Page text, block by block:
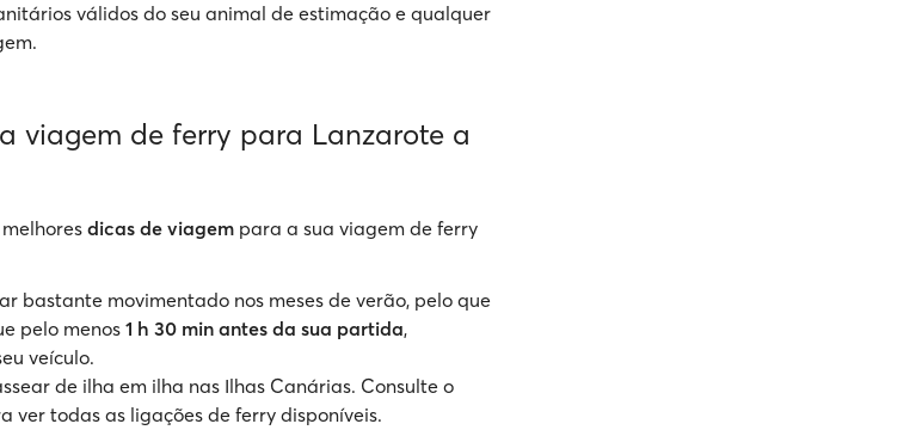
válidos do seu animal de estimação e qualquer
viagem de ferry para Lanzarote a
dicas de viagem para a sua viagem de ferry
bastante movimentado nos meses de verão, pelo que
pelo menos 1 h 30 min antes da sua partida,
veículo.
de ilha em ilha nas Ilhas Canárias. Consulte o
ver todas as ligações de ferry disponíveis.